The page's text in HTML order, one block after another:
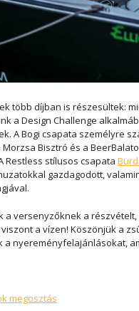
több díjban is részesültek:
a Design Challenge
A Bogi csapata személyre
Morzsa Bisztró és a
Restless stílusos csapata
gazdagodott,
a versenyzőknek a
a vízen! Köszönjük a
a nyereményfelajánlásokat,
megosztás